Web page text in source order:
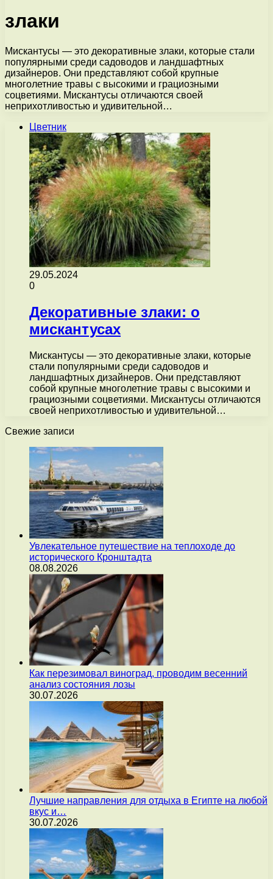
злаки
Мискантусы — это декоративные злаки, которые стали
популярными среди садоводов и ландшафтных
дизайнеров. Они представляют собой крупные
многолетние травы с высокими и грациозными
соцветиями. Мискантусы отличаются своей
неприхотливостью и удивительной…
Цветник
29.05.2024
0
Декоративные злаки: о
мискантусах
Мискантусы — это декоративные злаки, которые
стали популярными среди садоводов и
ландшафтных дизайнеров. Они представляют
собой крупные многолетние травы с высокими и
грациозными соцветиями. Мискантусы отличаются
своей неприхотливостью и удивительной…
Свежие записи
Увлекательное путешествие на теплоходе до
исторического Кронштадта
08.08.2026
Как перезимовал виноград, проводим весенний
анализ состояния лозы
30.07.2026
Лучшие направления для отдыха в Египте на любой
вкус и…
30.07.2026